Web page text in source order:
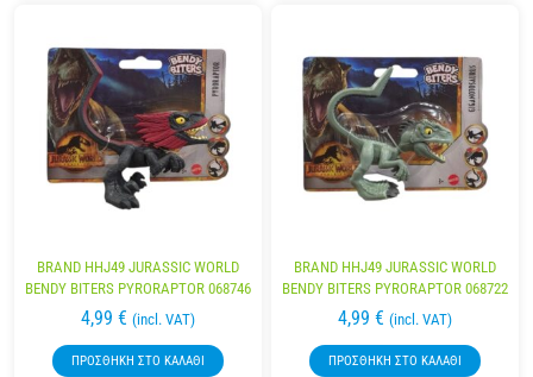
BRAND HHJ49 JURASSIC WORLD
BENDY BITERS PYRORAPTOR 068746
4,99 € (incl. VAT)
ΠΡΟΣΘΉΚΗ ΣΤΟ ΚΑΛΆΘΙ
BRAND HHJ49 JURASSIC WORLD
BENDY BITERS PYRORAPTOR 068722
4,99 € (incl. VAT)
ΠΡΟΣΘΉΚΗ ΣΤΟ ΚΑΛΆΘΙ